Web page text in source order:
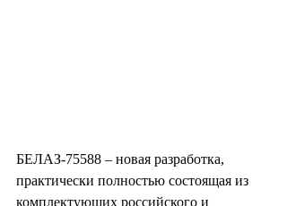
БЕЛАЗ-75588 – новая разработка,
практически полностью состоящая из
комплектующих российского и